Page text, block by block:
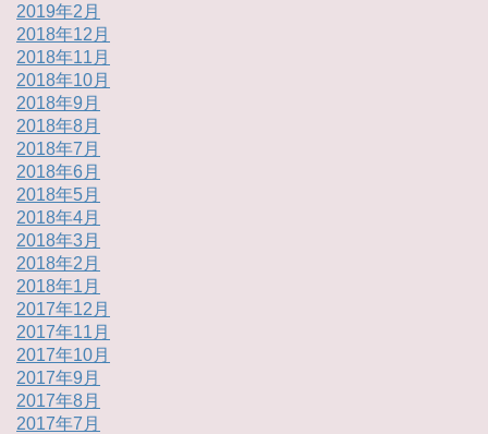
2019年2月
2018年12月
2018年11月
2018年10月
2018年9月
2018年8月
2018年7月
2018年6月
2018年5月
2018年4月
2018年3月
2018年2月
2018年1月
2017年12月
2017年11月
2017年10月
2017年9月
2017年8月
2017年7月